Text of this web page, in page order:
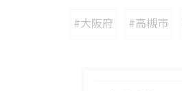
#大阪府 #高槻市